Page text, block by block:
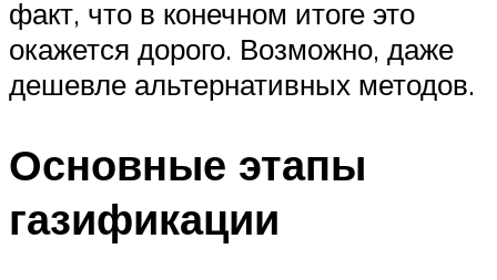
факт, что в конечном итоге это
окажется дорого. Возможно, даже
дешевле альтернативных методов.
Основные этапы
газификации